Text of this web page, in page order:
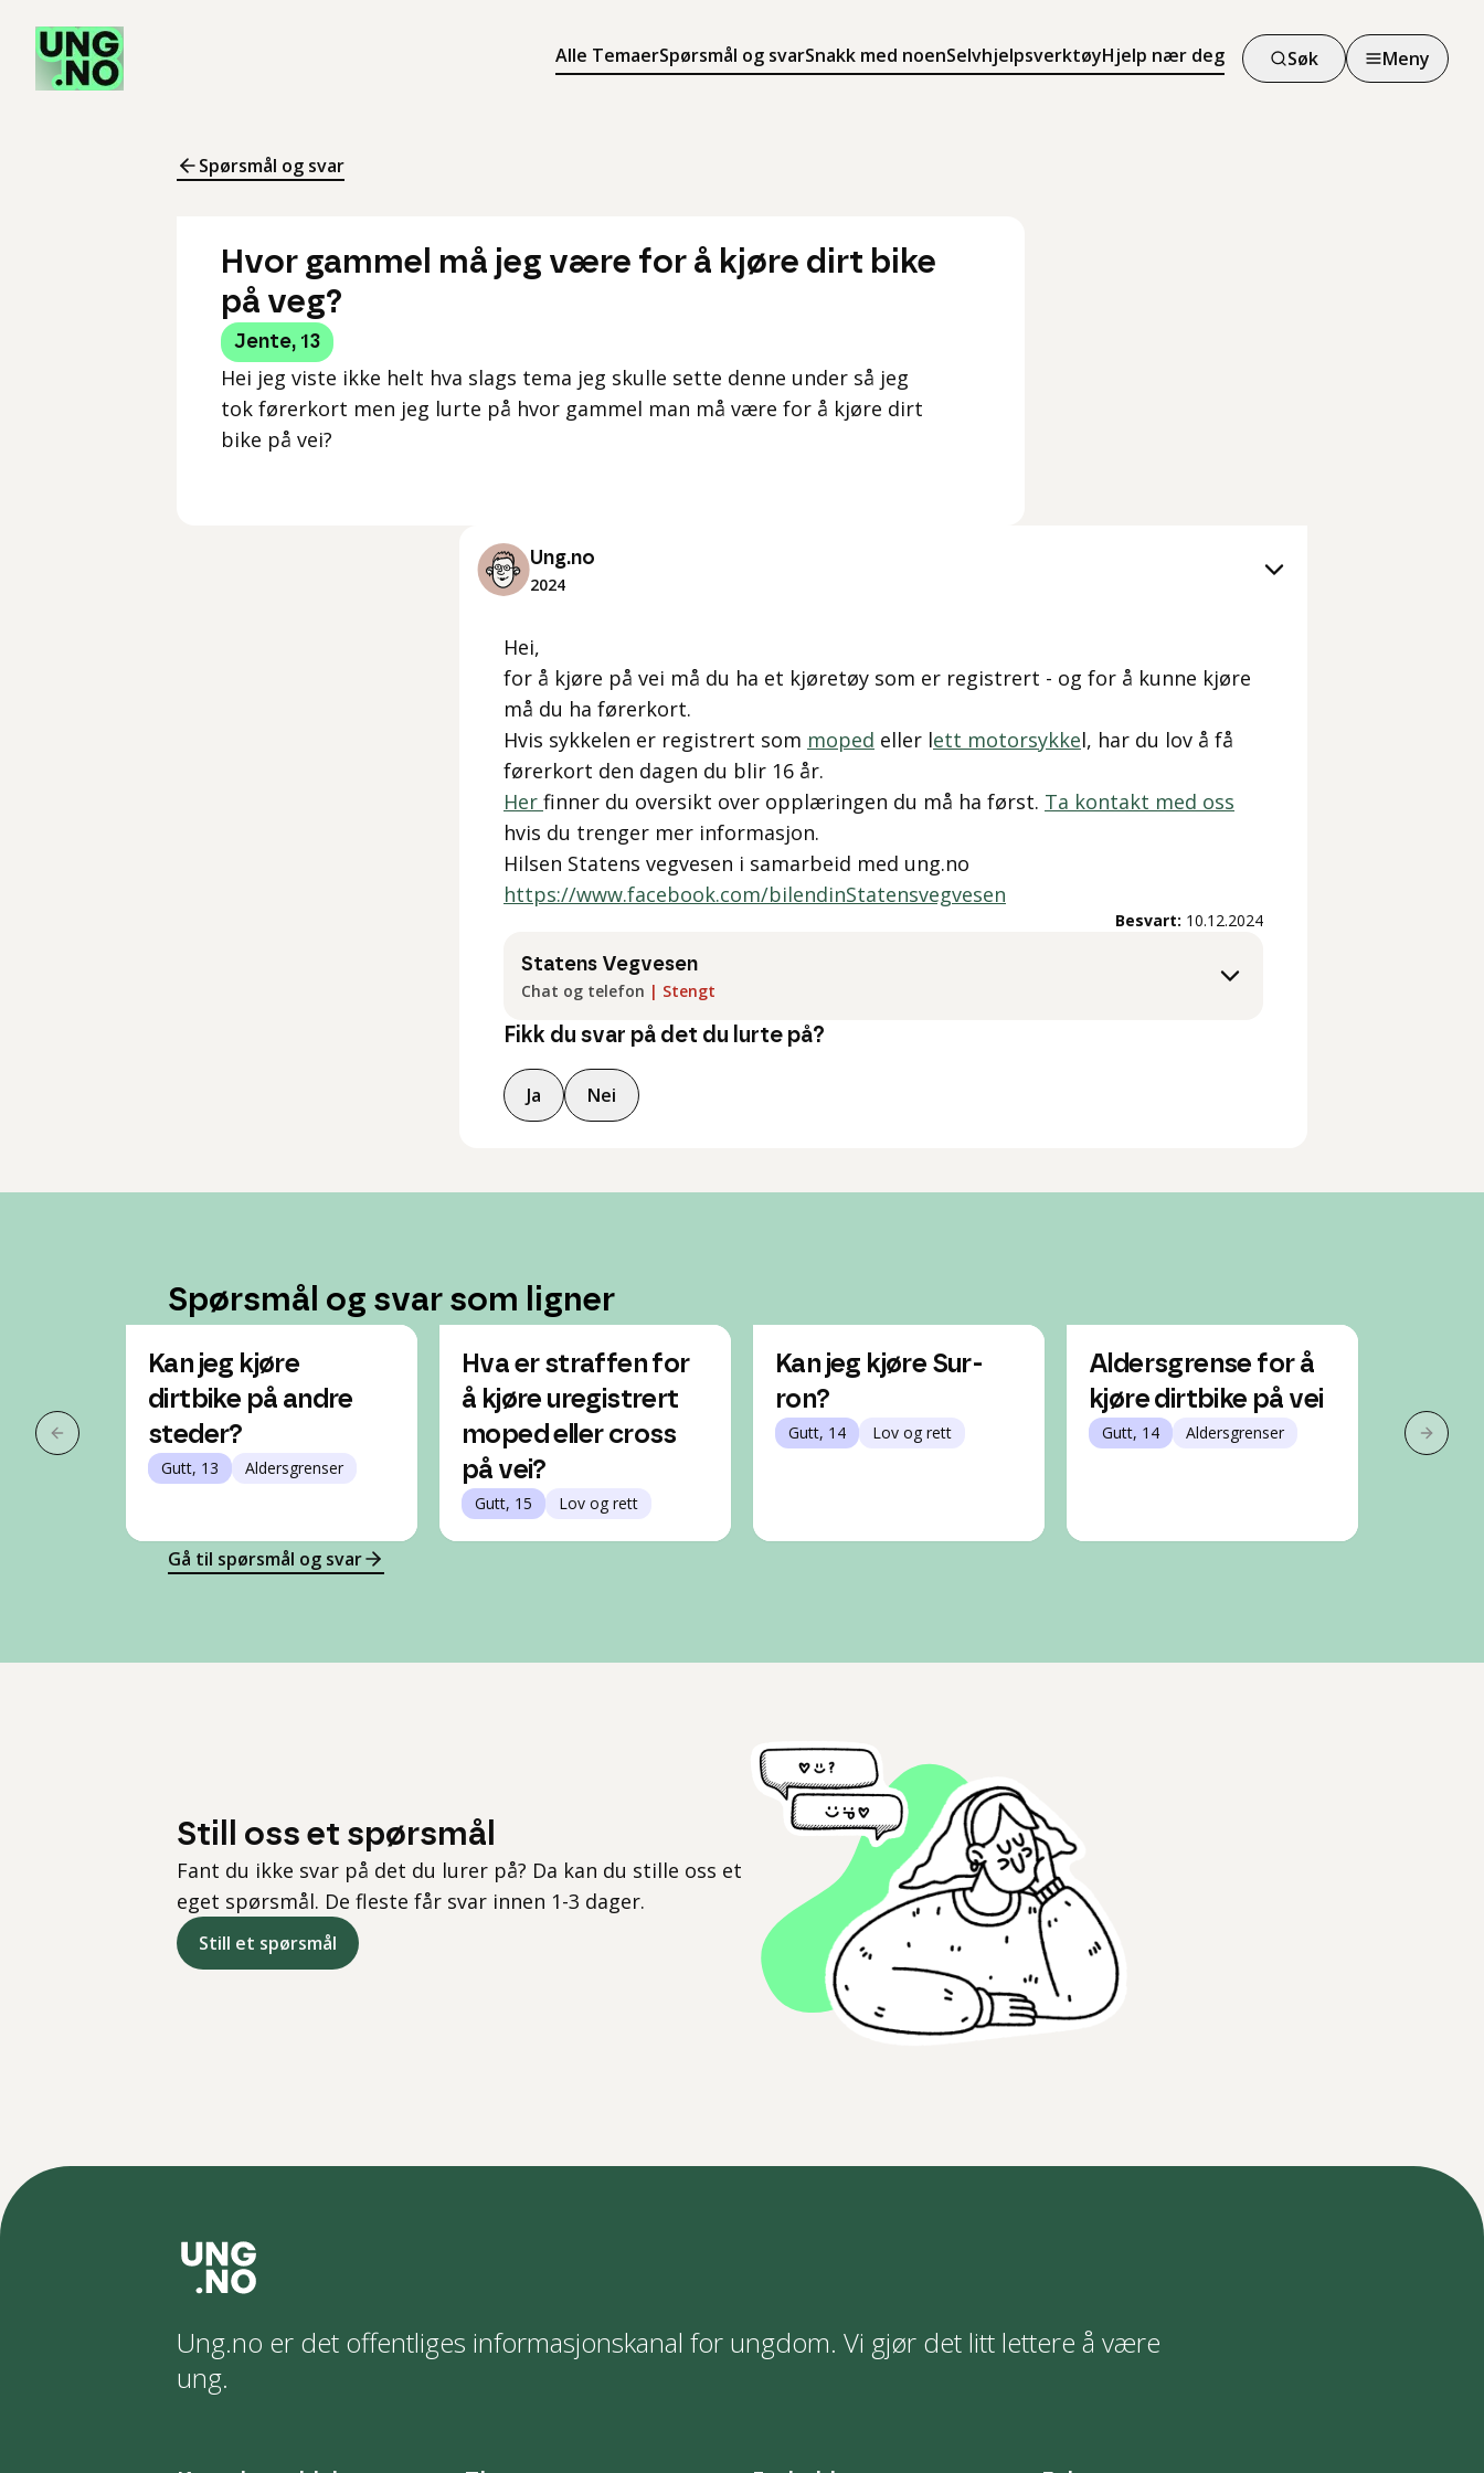
Alle TemaerSpørsmål og svarSnakk med noenSelvhjelpsverktøyHjelp nær deg
Søk
Søk
Meny
Meny
Spørsmål og svar
Hvor gammel må jeg være for å kjøre dirt bike
på veg?
Jente, 13
Hei jeg viste ikke helt hva slags tema jeg skulle sette denne under så jeg
tok førerkort men jeg lurte på hvor gammel man må være for å kjøre dirt
bike på vei?
Ung.no
2024
Hei,
for å kjøre på vei må du ha et kjøretøy som er registrert - og for å kunne kjøre
må du ha førerkort.
Hvis sykkelen er registrert som moped eller lett motorsykkel, har du lov å få
førerkort den dagen du blir 16 år.
Her finner du oversikt over opplæringen du må ha først. Ta kontakt med oss
hvis du trenger mer informasjon.
Hilsen Statens vegvesen i samarbeid med ung.no
https://www.facebook.com/bilendinStatensvegvesen
Besvart: 10.12.2024
Statens Vegvesen
Chat og telefon | Stengt
Fikk du svar på det du lurte på?
Ja Nei
Spørsmål og svar som ligner
Forrige slide
Kan jeg kjøre
dirtbike på andre
steder?
Gutt, 13 Aldersgrenser
Hva er straffen for
å kjøre uregistrert
moped eller cross
på vei?
Gutt, 15 Lov og rett
Kan jeg kjøre Sur-
ron?
Gutt, 14 Lov og rett
Aldersgrense for å
kjøre dirtbike på vei
Gutt, 14 Aldersgrenser
rask
Neste
Gå til spørsmål og svar
Still oss et spørsmål
Fant du ikke svar på det du lurer på? Da kan du stille oss et
eget spørsmål. De fleste får svar innen 1-3 dager.
Still et spørsmål
Ung.no er det offentliges informasjonskanal for ungdom. Vi gjør det litt lettere å være
ung.